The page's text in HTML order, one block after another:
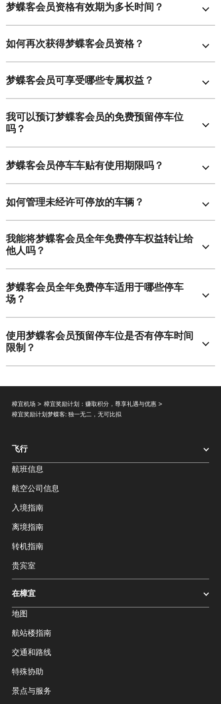
​梦蝶客会员资格有效期为多长时间？
如何再次获得梦蝶客会员资格？
梦蝶客会员可享受哪些专属权益？
我可以预订梦蝶客会员的免费预留停车位
吗？
梦蝶客会员停车车贴有使用期限吗？
如何管理未经许可停放的车辆？
我能将梦蝶客会员全年免费停车权益转让给
他人吗？
梦蝶客会员全年免费停车适用于哪些停车
场？
使用梦蝶客会员预留停车位是否有停车时间
限制？
樟宜机场
樟宜奖励计划：赚取积分，尊享礼遇与优惠
樟宜奖励计划梦蝶客: 独一无二，无可比拟
飞行
航班信息
航空公司信息
入境指南
离境指南
转机指南
贵宾室
在樟宜
地图
航站楼指南
交通和路线
特殊协助
景点与服务